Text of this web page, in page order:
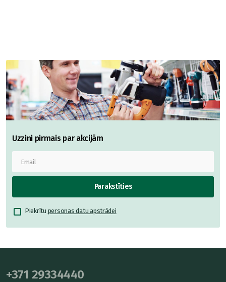
Uzzini pirmais par akcijām
Parakstīties
Piekrītu personas datu apstrādei
+371 29334440